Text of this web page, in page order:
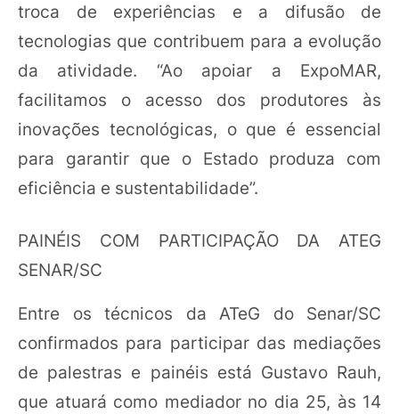
troca de experiências e a difusão de
tecnologias que contribuem para a evolução
da atividade. “Ao apoiar a ExpoMAR,
facilitamos o acesso dos produtores às
inovações tecnológicas, o que é essencial
para garantir que o Estado produza com
eficiência e sustentabilidade”.
PAINÉIS COM PARTICIPAÇÃO DA ATEG
SENAR/SC
Entre os técnicos da ATeG do Senar/SC
confirmados para participar das mediações
de palestras e painéis está Gustavo Rauh,
que atuará como mediador no dia 25, às 14